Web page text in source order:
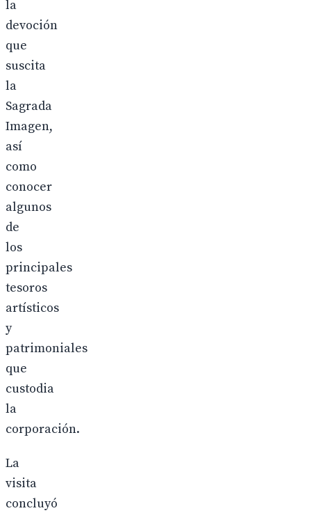
la
devoción
que
suscita
la
Sagrada
Imagen,
así
como
conocer
algunos
de
los
principales
tesoros
artísticos
y
patrimoniales
que
custodia
la
corporación.
La
visita
concluyó